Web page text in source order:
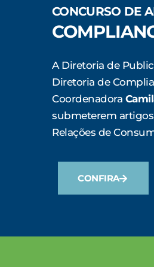
CONCURSO DE
A Diretoria de
Diretoria de
Coordenadora
submeterem
Relações de
CONFIRA